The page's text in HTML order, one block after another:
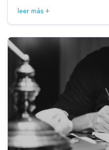
leer más +